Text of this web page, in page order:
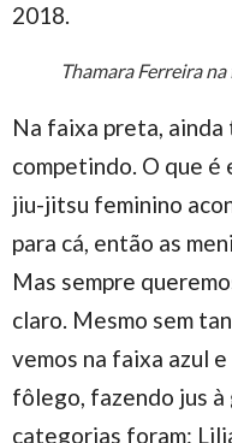
2018.
Thamara Ferreira
Na faixa preta, ainda
competindo. O que é
jiu-jitsu feminino
para cá, então as
Mas sempre
claro. Mesmo sem
vemos na faixa azul
fôlego, fazendo jus à
categorias foram: